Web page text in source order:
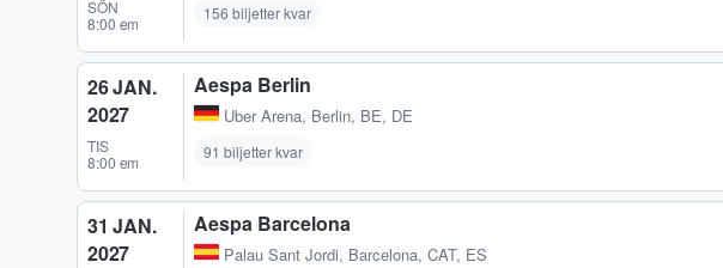
SÖN
8:00 em
156 biljetter kvar
26 JAN.
2027
TIS
8:00 em
Aespa Berlin
Uber Arena, Berlin, BE, DE
91 biljetter kvar
31 JAN.
2027
Aespa Barcelona
Palau Sant Jordi, Barcelona, CAT, ES